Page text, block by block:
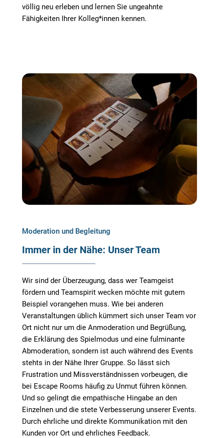
völlig neu erleben und lernen Sie ungeahnte
Fähigkeiten Ihrer Kolleg*innen kennen.
Moderation und Begleitung
Immer in der Nähe: Unser Team
Wir sind der Überzeugung, dass wer Teamgeist
fördern und Teamspirit wecken möchte mit gutem
Beispiel vorangehen muss. Wie bei anderen
Veranstaltungen üblich kümmert sich unser Team vor
Ort nicht nur um die Anmoderation und Begrüßung,
die Erklärung des Spielmodus und eine fulminante
Abmoderation, sondern ist auch während des Events
stehts in der Nähe Ihrer Gruppe. So lässt sich
Frustration und Missverständnissen vorbeugen, die
bei Escape Rooms häufig zu Unmut führen können.
Und so gelingt die empathische Hingabe an den
Einzelnen und die stete Verbesserung unserer Events.
Durch ehrliche und direkte Kommunikation mit den
Kunden vor Ort und ehrliches Feedback.